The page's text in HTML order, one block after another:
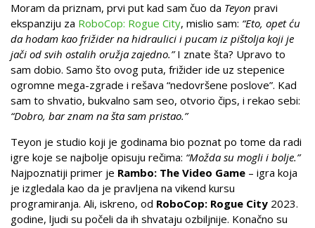
Moram da priznam, prvi put kad sam čuo da Teyon pravi
ekspanziju za RoboCop: Rogue City, mislio sam: “Eto, opet ću
da hodam kao frižider na hidraulici i pucam iz pištolja koji je
jači od svih ostalih oružja zajedno.”I znate šta? Upravo to
sam dobio. Samo što ovog puta, frižider ide uz stepenice
ogromne mega-zgrade i rešava “nedovršene poslove”. Kad
sam to shvatio, bukvalno sam seo, otvorio čips, i rekao sebi:
“Dobro, bar znam na šta sam pristao.”
Teyon je studio koji je godinama bio poznat po tome da radi
igre koje se najbolje opisuju rečima: “Možda su mogli i bolje.”
Najpoznatiji primer je Rambo: The Video Game – igra koja
je izgledala kao da je pravljena na vikend kursu
programiranja. Ali, iskreno, od RoboCop: Rogue City 2023.
godine, ljudi su počeli da ih shvataju ozbiljnije. Konačno su